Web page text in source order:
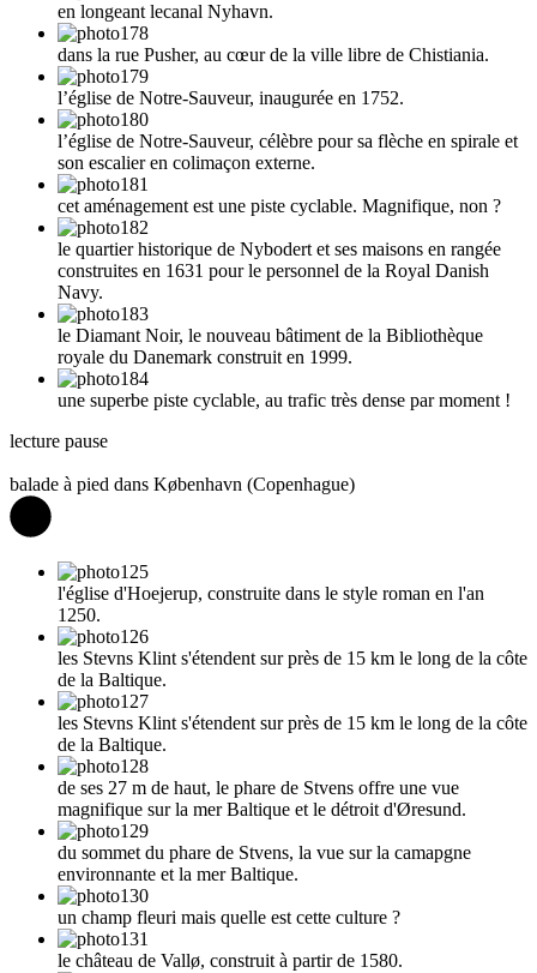
en longeant lecanal Nyhavn.
dans la rue Pusher, au cœur de la ville libre de Chistiania.
l’église de Notre-Sauveur, inaugurée en 1752.
l’église de Notre-Sauveur, célèbre pour sa flèche en spirale et
son escalier en colimaçon externe.
cet aménagement est une piste cyclable. Magnifique, non ?
le quartier historique de Nybodert et ses maisons en rangée
construites en 1631 pour le personnel de la Royal Danish
Navy.
le Diamant Noir, le nouveau bâtiment de la Bibliothèque
royale du Danemark construit en 1999.
une superbe piste cyclable, au trafic très dense par moment !
lecture pause
balade à pied dans København (Copenhague)
l'église d'Hoejerup, construite dans le style roman en l'an
1250.
les Stevns Klint s'étendent sur près de 15 km le long de la côte
de la Baltique.
les Stevns Klint s'étendent sur près de 15 km le long de la côte
de la Baltique.
de ses 27 m de haut, le phare de Stvens offre une vue
magnifique sur la mer Baltique et le détroit d'Øresund.
du sommet du phare de Stvens, la vue sur la camapgne
environnante et la mer Baltique.
un champ fleuri mais quelle est cette culture ?
le château de Vallø, construit à partir de 1580.